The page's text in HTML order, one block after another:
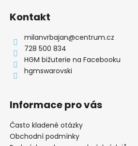
Kontakt
milanvrbajan@centrum.cz
728 500 834
HGM bižuterie na Facebooku
hgmswarovski
Informace pro vás
Často kladené otázky
Obchodní podmínky